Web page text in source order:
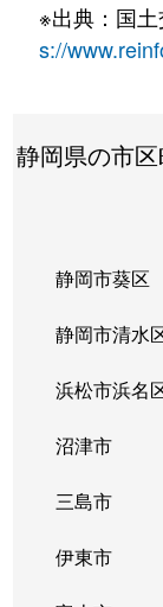
※出典：国
s://
静岡県の市
静岡市葵区
静岡市清水
浜松市浜名
沼津市
三島市
伊東市